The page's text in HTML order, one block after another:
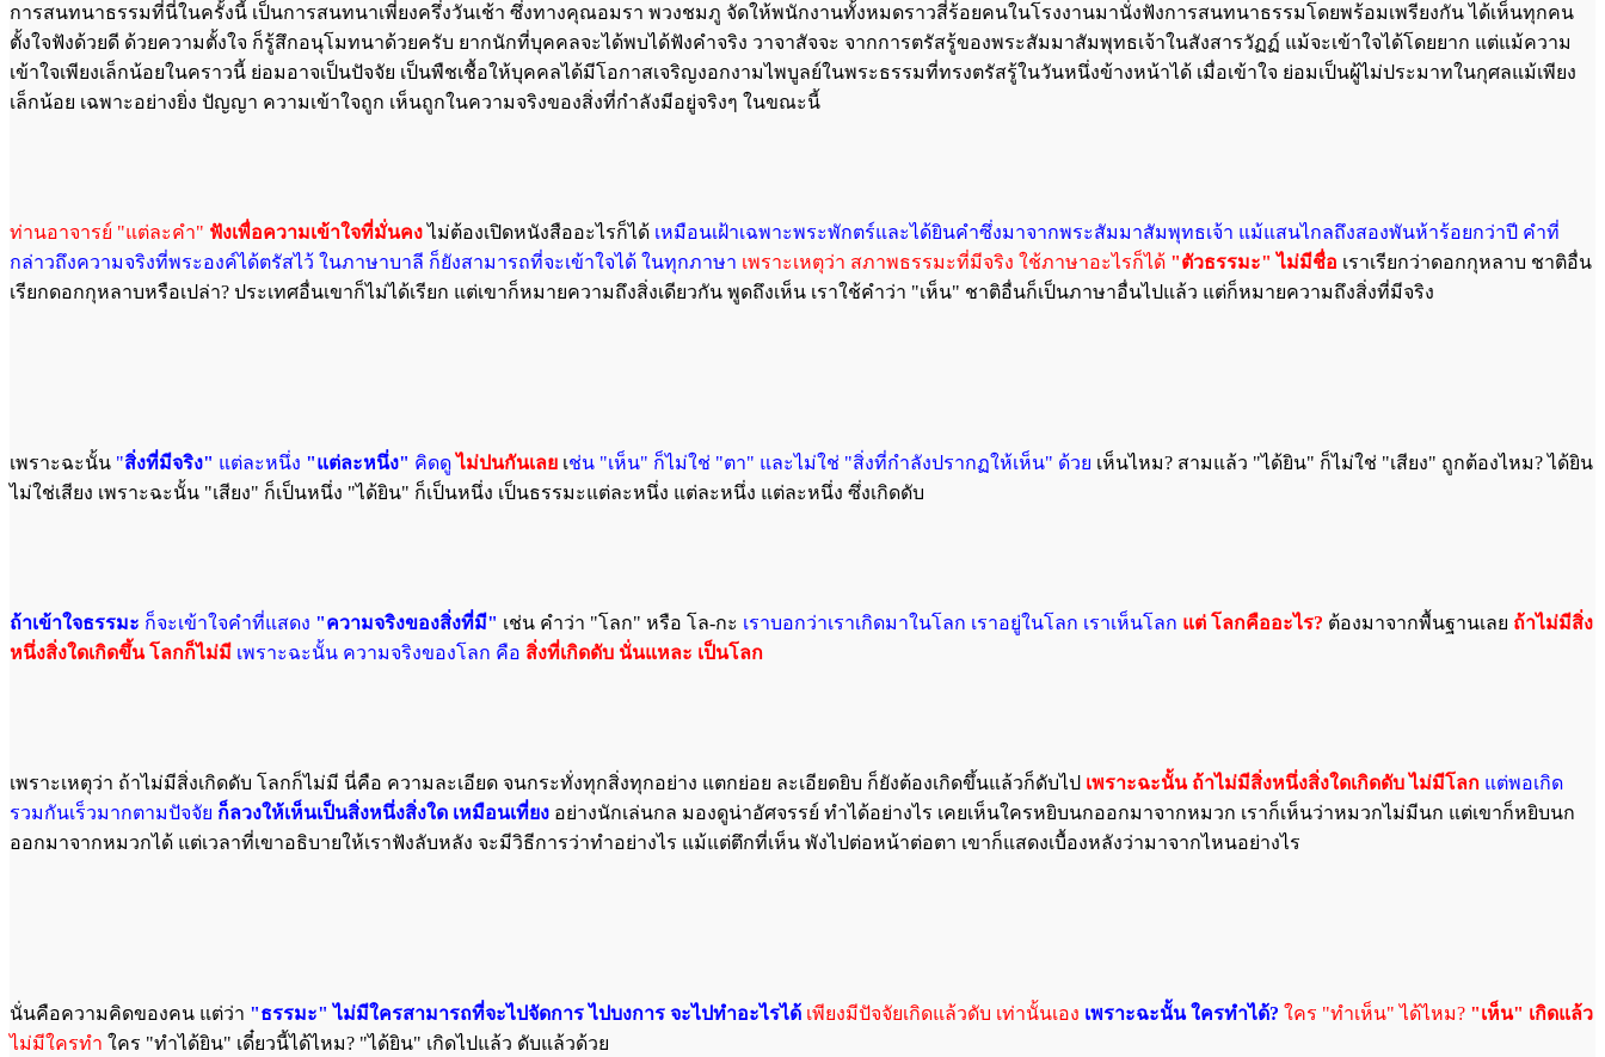
การสนทนาธรรมที่นี่ในครั้งนี้ เป็นการสนทนาเพี่ยงครึ่งวันเช้า ซึ่งทางคุณอมรา พวงชมภู จัดให้พนักงานทั้งหมดราวสี่ร้อยคนในโรงงานมานั่งฟังการสนทนาธรรมโดยพร้อมเพรียงกัน ได้เห็นทุกคน
ตั้งใจฟังด้วยดี ด้วยความตั้งใจ ก็รู้สึกอนุโมทนาด้วยครับ ยากนักที่บุคคลจะได้พบได้ฟังคำจริง วาจาสัจจะ จากการตรัสรู้ของพระสัมมาสัมพุทธเจ้าในสังสารวัฏฏ์ แม้จะเข้าใจได้โดยยาก แต่แม้ความ
เข้าใจเพียงเล็กน้อยในคราวนี้ ย่อมอาจเป็นปัจจัย เป็นพืชเชื้อให้บุคคลได้มีโอกาสเจริญงอกงามไพบูลย์ในพระธรรมที่ทรงตรัสรู้ในวันหนึ่งข้างหน้าได้ เมื่อเข้าใจ ย่อมเป็นผู้ไม่ประมาทในกุศลแม้เพียง
เล็กน้อย เฉพาะอย่างยิ่ง ปัญญา ความเข้าใจถูก เห็นถูกในความจริงของสิ่งที่กำลังมีอยู่จริงๆ ในขณะนี้
ท่านอาจารย์ "แต่ละคำ" ฟังเพื่อความเข้าใจที่มั่นคงไม่ต้องเปิดหนังสืออะไรก็ได้ เหมือนเฝ้าเฉพาะพระพักตร์และได้ยินคำซึ่งมาจากพระสัมมาสัมพุทธเจ้า แม้แสนไกลถึงสองพันห้าร้อยกว่าปี คำที่
กล่าวถึงความจริงที่พระองค์ได้ตรัสไว้ ในภาษาบาลี ก็ยังสามารถที่จะเข้าใจได้ ในทุกภาษา เพราะเหตุว่า สภาพธรรมะที่มีจริง ใช้ภาษาอะไรก็ได้ "ตัวธรรมะ" ไม่มีชื่อ เราเรียกว่าดอกกุหลาบ ชาติอื่น
เรียกดอกกุหลาบหรือเปล่า? ประเทศอื่นเขาก็ไม่ได้เรียก แต่เขาก็หมายความถึงสิ่งเดียวกัน พูดถึงเห็น เราใช้คำว่า "เห็น" ชาติอื่นก็เป็นภาษาอื่นไปแล้ว แต่ก็หมายความถึงสิ่งที่มีจริง
เพราะฉะนั้น "สิ่งที่มีจริง" แต่ละหนึ่ง "แต่ละหนึ่ง" คิดดู ไม่ปนกันเลย เช่น "เห็น" ก็ไม่ใช่ "ตา" และไม่ใช่ "สิ่งที่กำลังปรากฏให้เห็น" ด้วย เห็นไหม? สามแล้ว "ได้ยิน" ก็ไม่ใช่ "เสียง" ถูกต้องไหม? ได้ยิน
ไม่ใช่เสียง เพราะฉะนั้น "เสียง" ก็เป็นหนึ่ง "ได้ยิน" ก็เป็นหนึ่ง เป็นธรรมะแต่ละหนึ่ง แต่ละหนึ่ง แต่ละหนึ่ง ซึ่งเกิดดับ
ถ้าเข้าใจธรรมะ ก็จะเข้าใจคำที่แสดง "ความจริงของสิ่งที่มี" เช่น คำว่า "โลก" หรือ โล-กะ เราบอกว่าเราเกิดมาในโลก เราอยู่ในโลก เราเห็นโลก แต่ โลกคืออะไร? ต้องมาจากพื้นฐานเลย ถ้าไม่มีสิ่ง
หนึ่งสิ่งใดเกิดขึ้น โลกก็ไม่มี เพราะฉะนั้น ความจริงของโลก คือ สิ่งที่เกิดดับ นั่นแหละ เป็นโลก
เพราะเหตุว่า ถ้าไม่มีสิ่งเกิดดับ โลกก็ไม่มี นี่คือ ความละเอียด จนกระทั่งทุกสิ่งทุกอย่าง แตกย่อย ละเอียดยิบ ก็ยังต้องเกิดขึ้นแล้วก็ดับไป เพราะฉะนั้น ถ้าไม่มีสิ่งหนึ่งสิ่งใดเกิดดับ ไม่มีโลก แต่พอเกิด
รวมกันเร็วมากตามปัจจัย ก็ลวงให้เห็นเป็นสิ่งหนึ่งสิ่งใด เหมือนเที่ยง อย่างนักเล่นกล มองดูน่าอัศจรรย์ ทำได้อย่างไร เคยเห็นใครหยิบนกออกมาจากหมวก เราก็เห็นว่าหมวกไม่มีนก แต่เขาก็หยิบนก
ออกมาจากหมวกได้ แต่เวลาที่เขาอธิบายให้เราฟังลับหลัง จะมีวิธีการว่าทำอย่างไร แม้แต่ตึกที่เห็น พังไปต่อหน้าต่อตา เขาก็แสดงเบื้องหลังว่ามาจากไหนอย่างไร
นั่นคือความคิดของคน แต่ว่า "ธรรมะ" ไม่มีใครสามารถที่จะไปจัดการ ไปบงการ จะไปทำอะไรได้ เพียงมีปัจจัยเกิดแล้วดับ เท่านั้นเอง เพราะฉะนั้น ใครทำได้? ใคร "ทำเห็น" ได้ไหม? "เห็น" เกิดแล้ว
ไม่มีใครทำ ใคร "ทำได้ยิน" เดี๋ยวนี้ได้ไหม? "ได้ยิน" เกิดไปแล้ว ดับแล้วด้วย